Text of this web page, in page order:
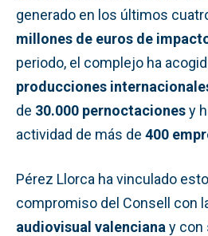
generado en los últimos
millones de euros de
periodo, el complejo ha
producciones
de 30.000 pernoctacionesy
actividad de más de 400
Pérez Llorca ha vinculado
compromiso del Consell con
audiovisual valenciana y con